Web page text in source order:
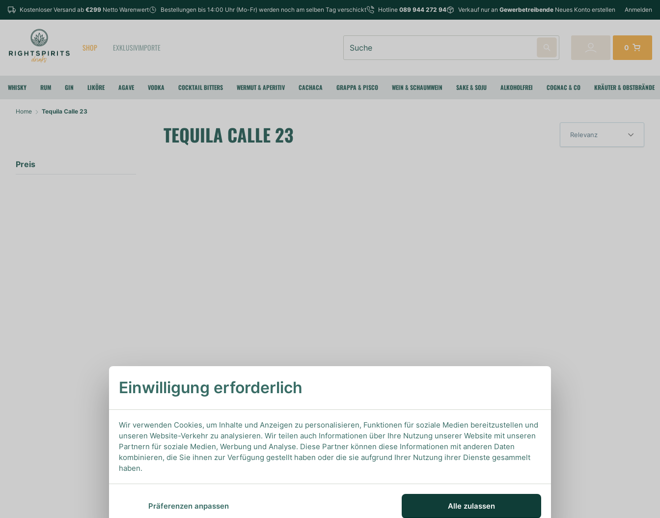
Kostenloser Versand ab €299 Netto Warenwert Bestellungen bis 14:00 Uhr (Mo-Fr) werden noch am selben Tag verschickt Hotline 089 944 272 94 Verkauf nur an Gewerbetreibende Neues Konto erstellen Anmelden
SHOP EXKLUSIVIMPORTE 0
WHISKY RUM GIN LIKÖRE AGAVE VODKA COCKTAIL BITTERS WERMUT & APERITIV CACHACA GRAPPA & PISCO WEIN & SCHAUMWEIN SAKE & SOJU ALKOHOLFREI COGNAC & CO KRÄUTER & OBSTBRÄNDE
Home Tequila Calle 23
Preis
TEQUILA CALLE 23
Einwilligung erforderlich
Wir verwenden Cookies, um Inhalte und Anzeigen zu personalisieren, Funktionen für soziale Medien bereitzustellen und
unseren Website-Verkehr zu analysieren. Wir teilen auch Informationen über Ihre Nutzung unserer Website mit unseren
Partnern für soziale Medien, Werbung und Analyse. Diese Partner können diese Informationen mit anderen Daten
kombinieren, die Sie ihnen zur Verfügung gestellt haben oder die sie aufgrund Ihrer Nutzung ihrer Dienste gesammelt
haben.
Präferenzen anpassen Alle zulassen